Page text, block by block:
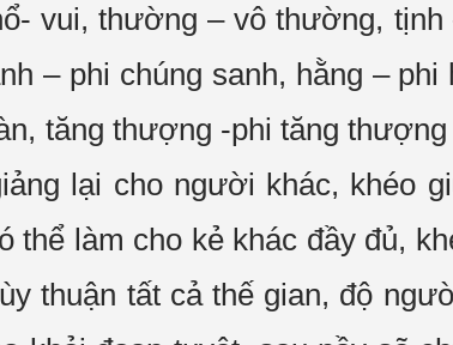
vui, thường –vô thường, tịnh
– phi chúng sanh, hằng –
tăng thượng -phi tăng
lại cho người khác, khéo
thể làm cho kẻ khác đầy đủ,
thuận tất cả thế gian, độ